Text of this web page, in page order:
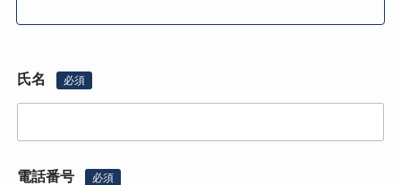
氏名 必須
電話番号 必須